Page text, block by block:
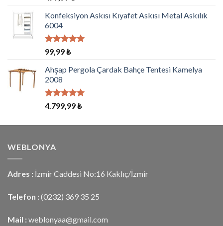
5.00oy
aldı
Konfeksiyon Askısı Kıyafet Askısı Metal Askılık
6004
5 üzerinden
5.00
aldı
99,99₺
Ahşap Pergola Çardak Bahçe Tentesi Kamelya
2008
5 üzerinden
oy
4.799,99₺
WEBLONYA
Adres : İzmir Caddesi No:16 Kaklıç/İzmir
Telefon : (0232) 369 35 25
Mail : weblonyaa@gmail.com